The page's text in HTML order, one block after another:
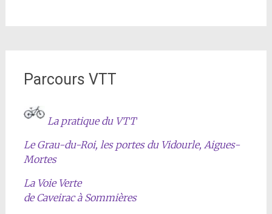
Parcours VTT
La pratique du VTT
Le Grau-du-Roi, les portes du Vidourle, Aigues-
Mortes
La Voie Verte
de Caveirac à Sommières